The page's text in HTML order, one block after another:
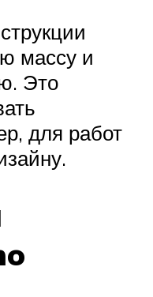
массу и
Это
для работ